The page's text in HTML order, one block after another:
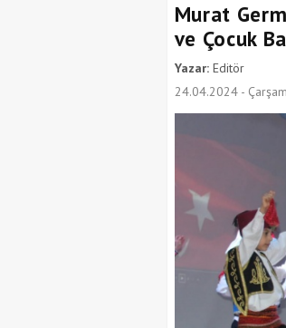
Murat
ve Çocuk
Yazar:Editör
24.04.2024 -